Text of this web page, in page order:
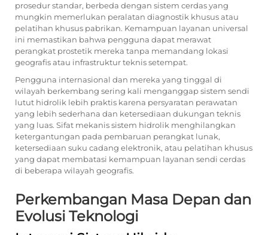
prosedur standar, berbeda dengan sistem cerdas yang
mungkin memerlukan peralatan diagnostik khusus atau
pelatihan khusus pabrikan. Kemampuan layanan universal
ini memastikan bahwa pengguna dapat merawat
perangkat prostetik mereka tanpa memandang lokasi
geografis atau infrastruktur teknis setempat.
Pengguna internasional dan mereka yang tinggal di
wilayah berkembang sering kali menganggap sistem sendi
lutut hidrolik lebih praktis karena persyaratan perawatan
yang lebih sederhana dan ketersediaan dukungan teknis
yang luas. Sifat mekanis sistem hidrolik menghilangkan
ketergantungan pada pembaruan perangkat lunak,
ketersediaan suku cadang elektronik, atau pelatihan khusus
yang dapat membatasi kemampuan layanan sendi cerdas
di beberapa wilayah geografis.
Perkembangan Masa Depan dan
Evolusi Teknologi